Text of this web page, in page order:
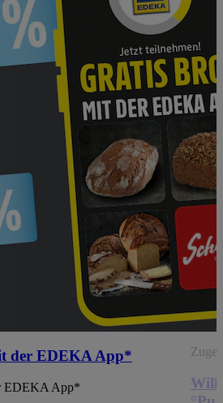
der EDEKA App*
EDEKA App*